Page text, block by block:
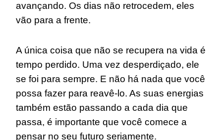
avançando. Os dias não retrocedem, eles
vão para a frente.
A única coisa que não se recupera na vida é
tempo perdido. Uma vez desperdiçado, ele
se foi para sempre. E não há nada que você
possa fazer para reavê-lo. As suas energias
também estão passando a cada dia que
passa, é importante que você comece a
pensar no seu futuro seriamente.